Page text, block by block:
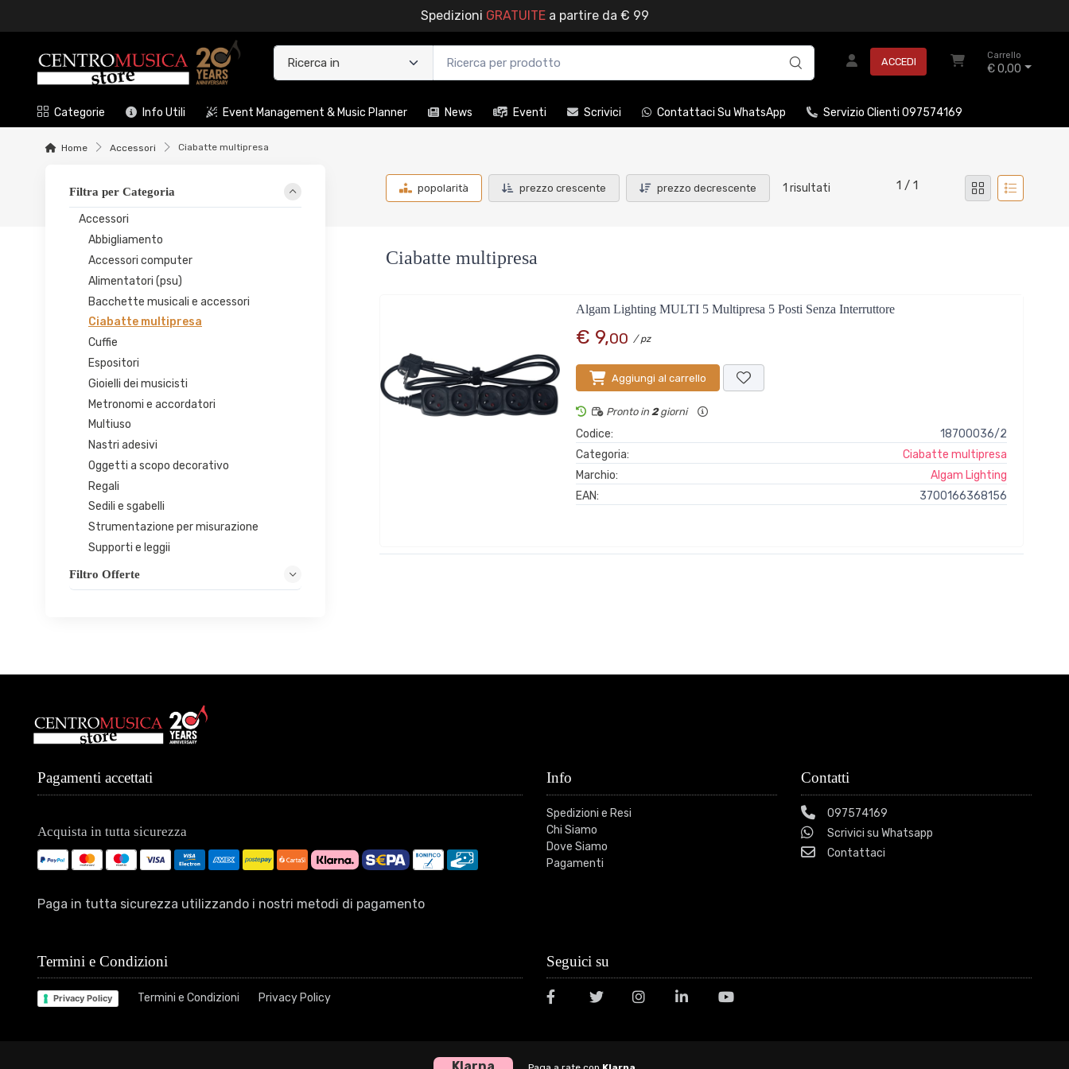
Spedizioni GRATUITEa partire da € 99
ACCEDI
Carrello
€ 0,00
Categorie Info Utili Event Management & Music Planner News Eventi Scrivici Contattaci Su WhatsApp Servizio Clienti 097574169
Home Accessori Ciabatte multipresa
Filtra per Categoria
Accessori
Abbigliamento
Accessori computer
Alimentatori (psu)
Bacchette musicali e accessori
Ciabatte multipresa
Cuffie
Espositori
Gioielli dei musicisti
Metronomi e accordatori
Multiuso
Nastri adesivi
Oggetti a scopo decorativo
Regali
Sedili e sgabelli
Strumentazione per misurazione
Supporti e leggii
Filtro Offerte
popolarità prezzo crescente prezzo decrescente 1 risultati 1 / 1
Ciabatte multipresa
Algam Lighting MULTI 5 Multipresa 5 Posti Senza Interruttore
€ 9,00 / pz
Aggiungi al carrello
Pronto in 2giorni
Codice:
18700036/2
Categoria:
Ciabatte multipresa
Marchio:
Algam Lighting
EAN:
3700166368156
Pagamenti accettati
Acquista in tutta sicurezza
Paga in tutta sicurezza utilizzando i nostri metodi di pagamento
Info
Spedizioni e Resi
Chi Siamo
Dove Siamo
Pagamenti
Contatti
097574169
Scrivici su Whatsapp
Contattaci
Termini e Condizioni
Privacy Policy Termini e Condizioni Privacy Policy
Seguici su